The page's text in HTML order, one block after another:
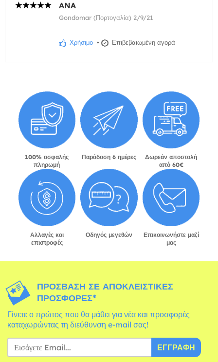
ANA
Gondomar (Πορτογαλία) 2/9/21
Χρήσιμο • Επιβεβαιωμένη αγορά
100% ασφαλής
πληρωμή
Παράδοση 6 ημέρες
Δωρεάν αποστολή
από 60€
Αλλαγές και
επιστροφές
Οδηγός μεγεθών
Επικοινωνήστε μαζί
μας
ΠΡΌΣΒΑΣΗ ΣΕ ΑΠΟΚΛΕΙΣΤΙΚΈΣ
ΠΡΟΣΦΟΡΈΣ*
Γίνετε ο πρώτος που θα μάθει για νέα και προσφορές
καταχωρώντας τη διεύθυνση e-mail σας!
ΕΓΓΡΑΦΉ